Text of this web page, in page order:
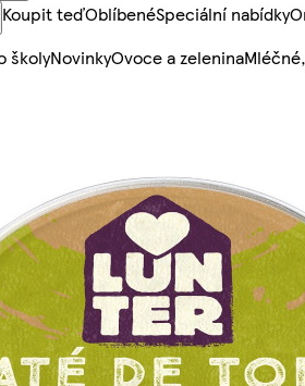
Koupit teďOblíbenéSpeciální nabídky
školyNovinkyOvoce a zelenina